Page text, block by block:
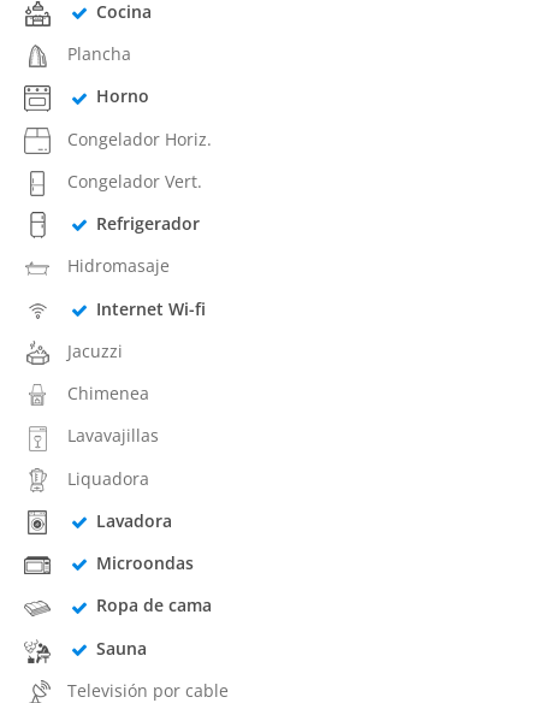
Cocina
Plancha
Horno
Congelador Horiz.
Congelador Vert.
Refrigerador
Hidromasaje
Internet Wi-fi
Jacuzzi
Chimenea
Lavavajillas
Liquadora
Lavadora
Microondas
Ropa de cama
Sauna
Televisión por cable